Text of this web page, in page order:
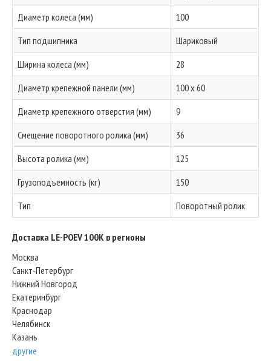
Диаметр колеса (мм)
100
Тип подшипника
Шариковый
Ширина колеса (мм)
28
Диаметр крепежной панели (мм)
100 x 60
Диаметр крепежного отверстия (мм)
9
Смещение поворотного ролика (мм)
36
Высота ролика (мм)
125
Грузоподъемность (кг)
150
Тип
Поворотный ролик
Доставка LE-POEV 100K в регионы
Москва
Санкт-Петербург
Нижний Новгород
Екатеринбург
Краснодар
Челябинск
Казань
другие